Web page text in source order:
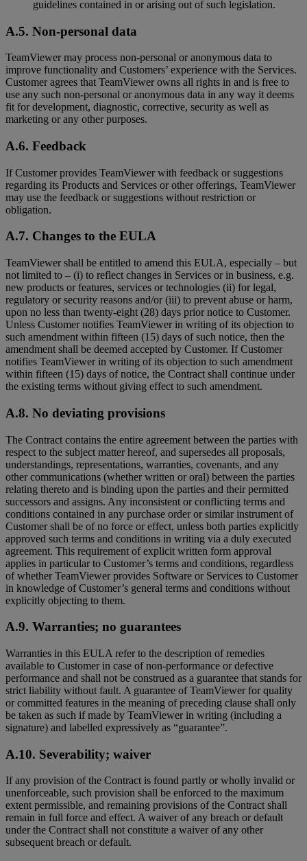
guidelines contained in or arising out of such legislation.
A.5. Non-personal data
TeamViewer may process non-personal or anonymous data to
improve functionality and Customers’ experience with the Services.
Customer agrees that TeamViewer owns all rights in and is free to
use any such non-personal or anonymous data in any way it deems
fit for development, diagnostic, corrective, security as well as
marketing or any other purposes.
A.6. Feedback
If Customer provides TeamViewer with feedback or suggestions
regarding its Products and Services or other offerings, TeamViewer
may use the feedback or suggestions without restriction or
obligation.
A.7. Changes to the EULA
TeamViewer shall be entitled to amend this EULA, especially – but
not limited to – (i) to reflect changes in Services or in business, e.g.
new products or features, services or technologies (ii) for legal,
regulatory or security reasons and/or (iii) to prevent abuse or harm,
upon no less than twenty-eight (28) days prior notice to Customer.
Unless Customer notifies TeamViewer in writing of its objection to
such amendment within fifteen (15) days of such notice, then the
amendment shall be deemed accepted by Customer. If Customer
notifies TeamViewer in writing of its objection to such amendment
within fifteen (15) days of notice, the Contract shall continue under
the existing terms without giving effect to such amendment.
A.8. No deviating provisions
The Contract contains the entire agreement between the parties with
respect to the subject matter hereof, and supersedes all proposals,
understandings, representations, warranties, covenants, and any
other communications (whether written or oral) between the parties
relating thereto and is binding upon the parties and their permitted
successors and assigns. Any inconsistent or conflicting terms and
conditions contained in any purchase order or similar instrument of
Customer shall be of no force or effect, unless both parties explicitly
approved such terms and conditions in writing via a duly executed
agreement. This requirement of explicit written form approval
applies in particular to Customer’s terms and conditions, regardless
of whether TeamViewer provides Software or Services to Customer
in knowledge of Customer’s general terms and conditions without
explicitly objecting to them.
A.9. Warranties; no guarantees
Warranties in this EULA refer to the description of remedies
available to Customer in case of non-performance or defective
performance and shall not be construed as a guarantee that stands for
strict liability without fault. A guarantee of TeamViewer for quality
or committed features in the meaning of preceding clause shall only
be taken as such if made by TeamViewer in writing (including a
signature) and labelled expressively as “guarantee”.
A.10. Severability; waiver
If any provision of the Contract is found partly or wholly invalid or
unenforceable, such provision shall be enforced to the maximum
extent permissible, and remaining provisions of the Contract shall
remain in full force and effect. A waiver of any breach or default
under the Contract shall not constitute a waiver of any other
subsequent breach or default.